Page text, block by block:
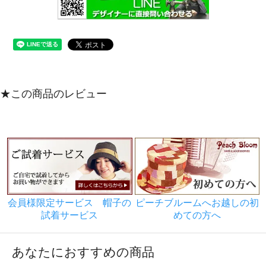
★この商品のレビュー
会員様限定サービス 帽子の
試着サービス
ピーチブルームへお越しの初
めての方へ
あなたにおすすめの商品